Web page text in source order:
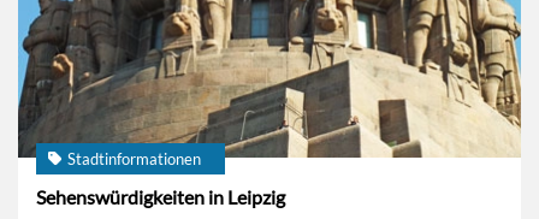
Stadtinformationen
Sehenswürdigkeiten in Leipzig